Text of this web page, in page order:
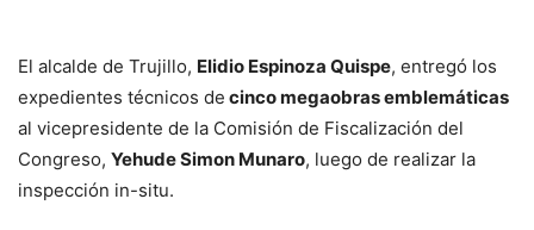
El alcalde de Trujillo, Elidio Espinoza Quispe, entregó los
expedientes técnicos de cinco megaobras emblemáticas
al vicepresidente de la Comisión de Fiscalización del
Congreso, Yehude Simon Munaro, luego de realizar la
inspección in-situ.